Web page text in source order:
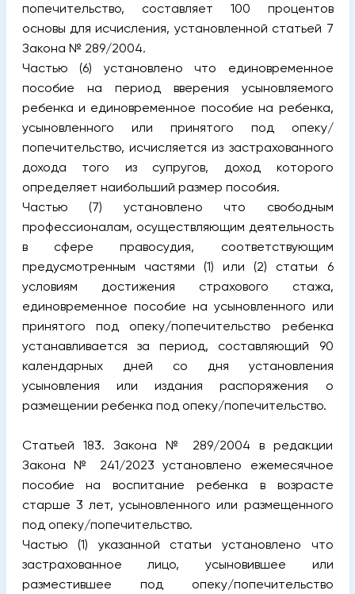
попечительство, составляет 100 процентов
основы для исчисления, установленной статьей 7
Закона № 289/2004.
Частью (6) установлено что единовременное
пособие на период вверения усыновляемого
ребенка и единовременное пособие на ребенка,
усыновленного или принятого под опеку/
попечительство, исчисляется из застрахованного
дохода того из супругов, доход которого
определяет наибольший размер пособия.
Частью (7) установлено что свободным
профессионалам, осуществляющим деятельность
в сфере правосудия, соответствующим
предусмотренным частями (1) или (2) статьи 6
условиям достижения страхового стажа,
единовременное пособие на усыновленного или
принятого под опеку/попечительство ребенка
устанавливается за период, составляющий 90
календарных дней со дня установления
усыновления или издания распоряжения о
размещении ребенка под опеку/попечительство.
Статьей 183. Закона № 289/2004 в редакции
Закона № 241/2023 установлено ежемесячное
пособие на воспитание ребенка в возрасте
старше 3 лет, усыновленного или размещенного
под опеку/попечительство.
Частью (1) указанной статьи установлено что
застрахованное лицо, усыновившее или
разместившее под опеку/попечительство